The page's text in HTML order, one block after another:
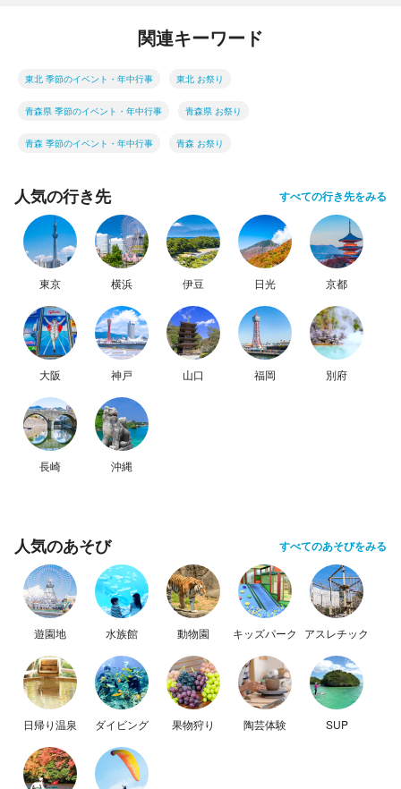
関連キーワード
東北 季節のイベント・年中行事 東北 お祭り
青森県 季節のイベント・年中行事 青森県 お祭り
青森 季節のイベント・年中行事 青森 お祭り
人気の行き先 すべての行き先をみる
東京 横浜 伊豆 日光 京都
大阪 神戸 山口 福岡 別府
長崎 沖縄
人気のあそび すべてのあそびをみる
遊園地 水族館 動物園 キッズパーク アスレチック
日帰り温泉 ダイビング 果物狩り 陶芸体験 SUP